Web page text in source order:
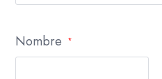
Nombre *